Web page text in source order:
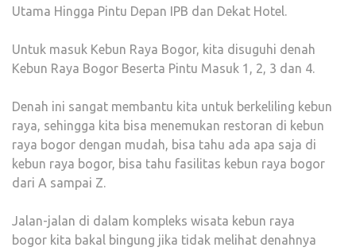
Utama Hingga Pintu Depan IPB dan Dekat Hotel.
Untuk masuk Kebun Raya Bogor, kita disuguhi denah
Kebun Raya Bogor Beserta Pintu Masuk 1, 2, 3 dan 4.
Denah ini sangat membantu kita untuk berkeliling kebun
raya, sehingga kita bisa menemukan restoran di kebun
raya bogor dengan mudah, bisa tahu ada apa saja di
kebun raya bogor, bisa tahu fasilitas kebun raya bogor
dari A sampai Z.
Jalan-jalan di dalam kompleks wisata kebun raya
bogor kita bakal bingung jika tidak melihat denahnya